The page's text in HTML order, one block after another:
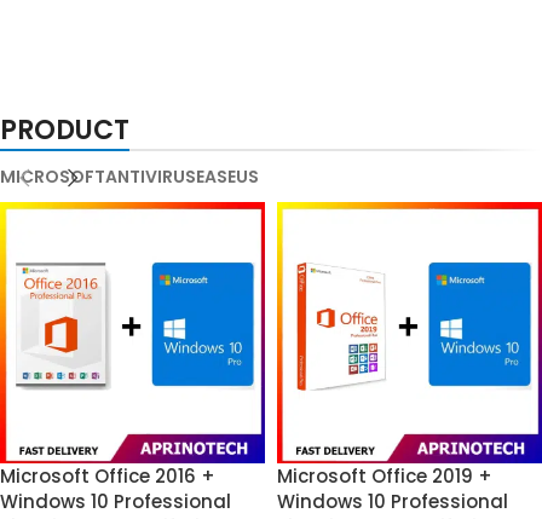
PRODUCT
MICROSOFTANTIVIRUSEASEUS
Microsoft Office 2016 +
Windows 10 Professional
Microsoft Office 2019 +
Windows 10 Professional